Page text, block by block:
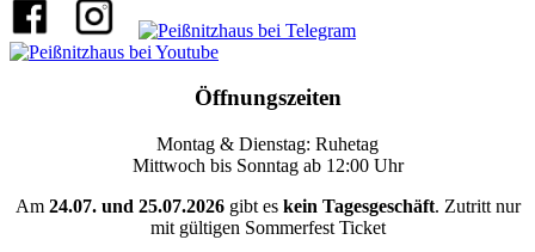
Öffnungszeiten
Montag & Dienstag: Ruhetag
Mittwoch bis Sonntag ab 12:00 Uhr
Am 24.07. und 25.07.2026gibt eskein Tagesgeschäft. Zutritt nur
mit gültigen Sommerfest Ticket